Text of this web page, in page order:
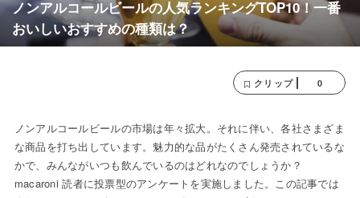
ノンアルコールビールの人気ランキングTOP10！一番
おいしいおすすめの種類は？
クリップ 0
ノンアルコールビールの市場は年々拡大。それに伴い、各社さまざま
な商品を打ち出しています。魅力的な品がたくさん発売されているな
かで、みんながいつも飲んでいるのはどれなのでしょうか？
macaroni 読者に投票型のアンケートを実施しました。この記事では